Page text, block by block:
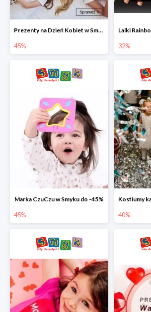
Prezenty na Dzień Kobiet w Smyku do -45%
45% 32%
Marka CzuCzu w Smyku do -45%
45% 40%